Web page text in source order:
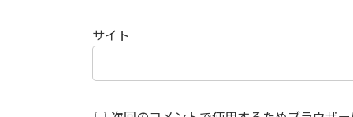
サイト